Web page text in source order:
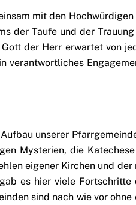
mit den
der Taufe und der
der Herr erwartet von
verantwortliches
unserer
Mysterien, die
eigener Kirchen und der
es hier viele
sind nach wie vor ohne